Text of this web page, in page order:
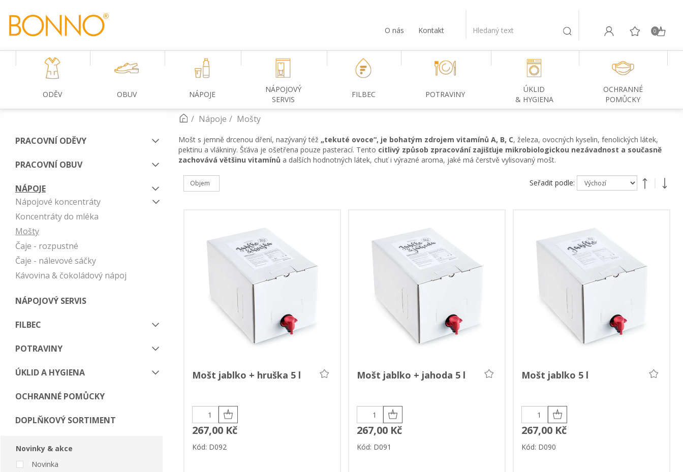
O nás Kontakt 0
ODĚV OBUV NÁPOJE
NÁPOJOVÝ
SERVIS
FILBEC POTRAVINY
ÚKLID
& HYGIENA
OCHRANNÉ
POMŮCKY
PRACOVNÍ ODĚVY
PRACOVNÍ OBUV
NÁPOJE
Nápojové koncentráty
Koncentráty do mléka
Mošty
Čaje - rozpustné
Čaje - nálevové sáčky
Kávovina & čokoládový nápoj
NÁPOJOVÝ SERVIS
FILBEC
POTRAVINY
ÚKLID A HYGIENA
OCHRANNÉ POMŮCKY
DOPLŇKOVÝ SORTIMENT
Novinky & akce
Novinka
Nápoje Mošty
Mošt s jemně drcenou dření, nazývaný též „tekuté ovoce“, je bohatým zdrojem vitamínů A, B, C, železa, ovocných kyselin, fenolických látek,
pektinu a vlákniny. Šťáva je ošetřena pouze pasterací. Tento citlivý způsob zpracování zajišťuje mikrobiologickou nezávadnost a současně
zachovává většinu vitamínů a dalších hodnotných látek, chuť i výrazné aroma, jaké má čerstvě vylisovaný mošt.
Objem Seřadit podle:
Mošt jablko + hruška 5 l
267,00 Kč
Kód: D092
Mošt jablko + jahoda 5 l
267,00 Kč
Kód: D091
Mošt jablko 5 l
267,00 Kč
Kód: D090